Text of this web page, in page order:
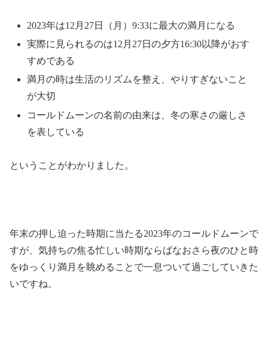
2023年は12月27日（月）9:33に最大の満月になる
実際に見られるのは12月27日の夕方16:30以降がおす
すめである
満月の時は生活のリズムを整え、やりすぎないこと
が大切
コールドムーンの名前の由来は、冬の寒さの厳しさ
を表している
ということがわかりました。
年末の押し迫った時期に当たる2023年のコールドムーンで
すが、気持ちの焦る忙しい時期ならばなおさら夜のひと時
をゆっくり満月を眺めることで一息ついて過ごしていきた
いですね。